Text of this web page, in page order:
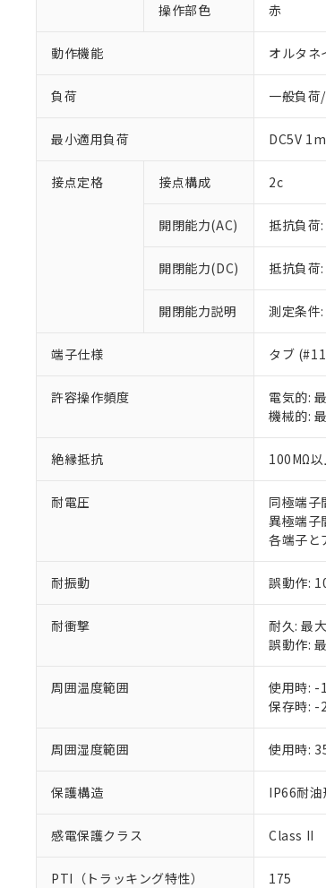
操作部色 赤
動作機能 オルタネ
負荷 一般負荷
最小適用負荷 DC5V
接点定格 接点構成 2c
開閉能力(AC) 抵抗負荷
開閉能力(DC) 抵抗負荷
開閉能力説明 測定条
端子仕様 タブ
許容操作頻度
電気的:
機械的:
絶縁抵抗 100MΩ
耐電圧
同極端
異極端
各端子と
耐振動 誤動作:
耐衝撃 耐久: 最
誤動作:
周囲温度範囲
使用時: -
保存時: -
周囲湿度範囲 使用時:
保護構造 IP66耐油
感電保護クラス Class II
PTI（トラッキング特性） 175
ご
以下
※1
対応
対応
調査
非該
仕入
があ
*EU
鉛(Pb)
六価ク
フタル
ル（
但し、
フタル
※2
部品
※3
EU
51物
※本証
また
「○」
「×」
「－
*中国
DBP(フ
※2
「ｅ
「10
味し
「－
記
号
○
△
－
空
白